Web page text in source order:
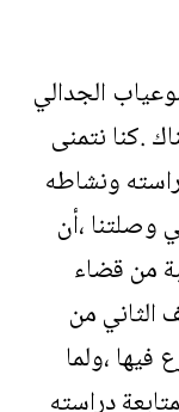
الجدالي
.كنا نتمنى
ونشاطه
وصلتنا ،أن
من قضاء
من
فيها ،ولما